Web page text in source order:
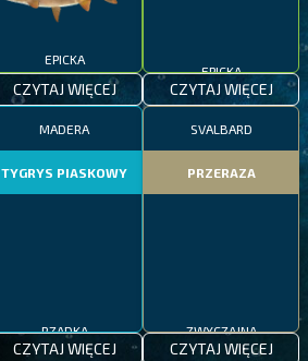
EPICKA
CZYTAJ WIĘCEJ
EPICKA
CZYTAJ WIĘCEJ
MADERA
TYGRYS PIASKOWY
RZADKA
CZYTAJ WIĘCEJ
SVALBARD
PRZERAZA
ZWYCZAJNA
CZYTAJ WIĘCEJ